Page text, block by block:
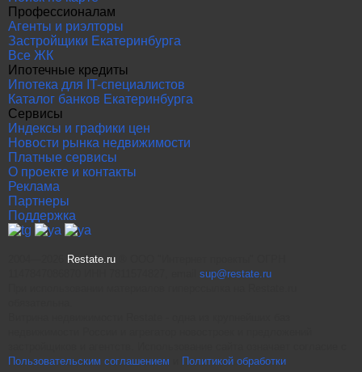
Профессионалам
Агенты и риэлторы
Застройщики Екатеринбурга
Все ЖК
Ипотечные кредиты
Ипотека для IT-специалистов
Каталог банков Екатеринбурга
Сервисы
Индексы и графики цен
Новости рынка недвижимости
Платные сервисы
О проекте и контакты
Реклама
Партнеры
Поддержка
Restate.ru
sup@restate.ru
Пользовательским соглашением
Политикой обработки